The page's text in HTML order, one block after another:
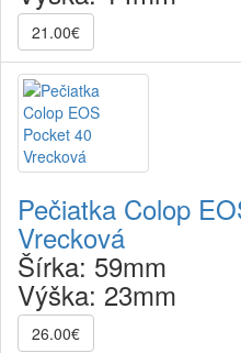
21.00€
Pečiatka Colop
Vrecková
Šírka: 59mm
Výška: 23mm
26.00€